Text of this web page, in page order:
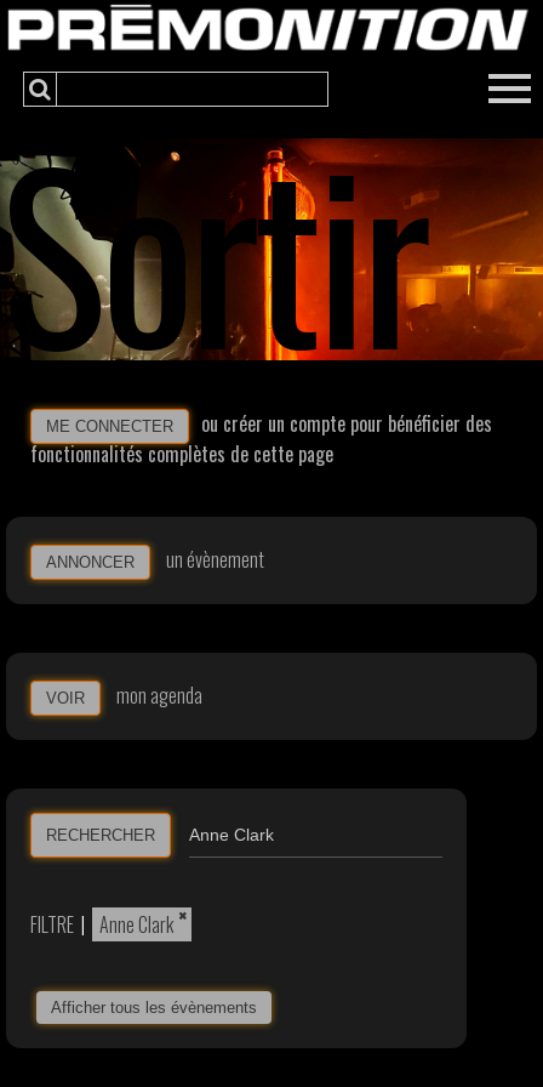
Sortir
ME CONNECTER
ou créer un compte pour bénéficier des
fonctionnalités complètes de cette page
ANNONCER un évènement
VOIR mon agenda
RECHERCHER
FILTRE | ×
Anne Clark
Afficher tous les évènements